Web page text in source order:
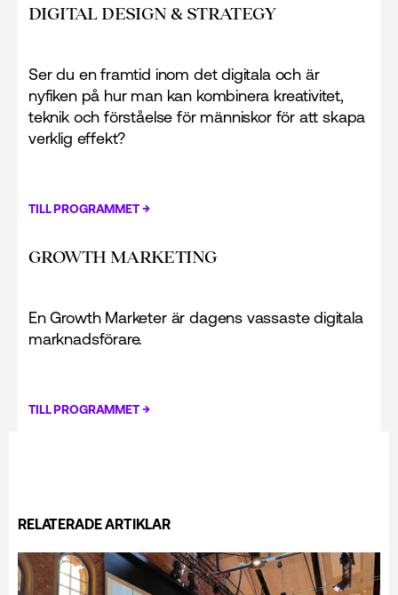
DIGITAL DESIGN & STRATEGY
Ser du en framtid inom det digitala och är
nyfiken på hur man kan kombinera kreativitet,
teknik och förståelse för människor för att skapa
verklig effekt?
TILL PROGRAMMET→
GROWTH MARKETING
En Growth Marketer är dagens vassaste digitala
marknadsförare.
TILL PROGRAMMET→
RELATERADE ARTIKLAR